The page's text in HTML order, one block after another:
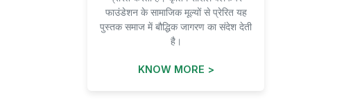
फाउंडेशन के सामाजिक मूल्यों से प्रेरित यह
पुस्तक समाज में बौद्धिक जागरण का संदेश देती
है।
KNOW MORE >